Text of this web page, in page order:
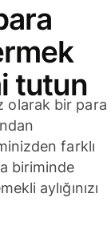
tutun
olarak bir para
farklı
biriminde
aylığınızı